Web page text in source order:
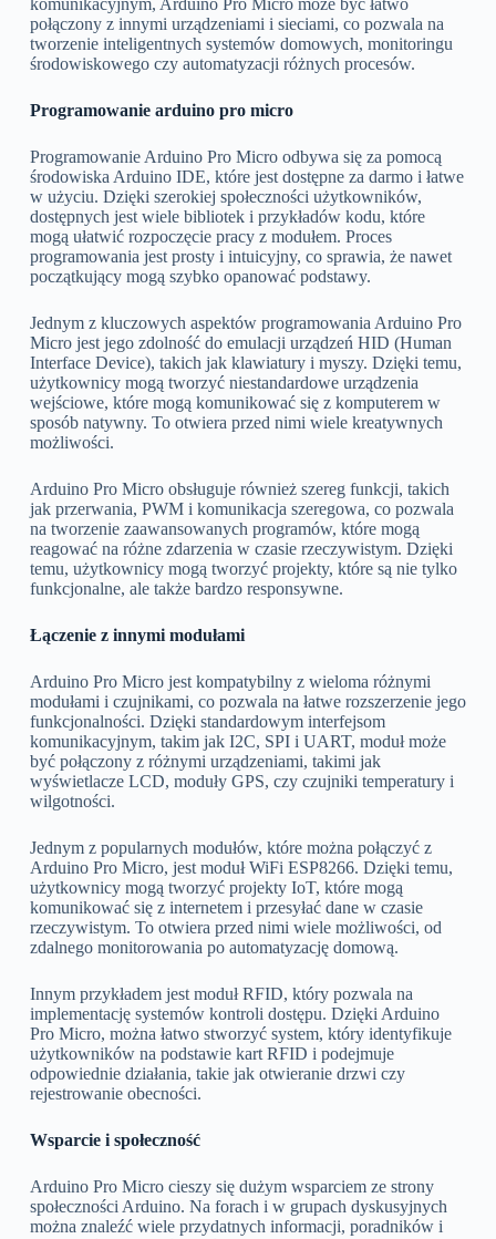
połączony z innymi urządzeniami i sieciami, co pozwala na
tworzenie inteligentnych systemów domowych, monitoringu
środowiskowego czy automatyzacji różnych procesów.
Programowanie arduino pro micro
Programowanie Arduino Pro Micro odbywa się za pomocą
środowiska Arduino IDE, które jest dostępne za darmo i łatwe
w użyciu. Dzięki szerokiej społeczności użytkowników,
dostępnych jest wiele bibliotek i przykładów kodu, które
mogą ułatwić rozpoczęcie pracy z modułem. Proces
programowania jest prosty i intuicyjny, co sprawia, że nawet
początkujący mogą szybko opanować podstawy.
Jednym z kluczowych aspektów programowania Arduino Pro
Micro jest jego zdolność do emulacji urządzeń HID (Human
Interface Device), takich jak klawiatury i myszy. Dzięki temu,
użytkownicy mogą tworzyć niestandardowe urządzenia
wejściowe, które mogą komunikować się z komputerem w
sposób natywny. To otwiera przed nimi wiele kreatywnych
możliwości.
Arduino Pro Micro obsługuje również szereg funkcji, takich
jak przerwania, PWM i komunikacja szeregowa, co pozwala
na tworzenie zaawansowanych programów, które mogą
reagować na różne zdarzenia w czasie rzeczywistym. Dzięki
temu, użytkownicy mogą tworzyć projekty, które są nie tylko
funkcjonalne, ale także bardzo responsywne.
Łączenie z innymi modułami
Arduino Pro Micro jest kompatybilny z wieloma różnymi
modułami i czujnikami, co pozwala na łatwe rozszerzenie jego
funkcjonalności. Dzięki standardowym interfejsom
komunikacyjnym, takim jak I2C, SPI i UART, moduł może
być połączony z różnymi urządzeniami, takimi jak
wyświetlacze LCD, moduły GPS, czy czujniki temperatury i
wilgotności.
Jednym z popularnych modułów, które można połączyć z
Arduino Pro Micro, jest moduł WiFi ESP8266. Dzięki temu,
użytkownicy mogą tworzyć projekty IoT, które mogą
komunikować się z internetem i przesyłać dane w czasie
rzeczywistym. To otwiera przed nimi wiele możliwości, od
zdalnego monitorowania po automatyzację domową.
Innym przykładem jest moduł RFID, który pozwala na
implementację systemów kontroli dostępu. Dzięki Arduino
Pro Micro, można łatwo stworzyć system, który identyfikuje
użytkowników na podstawie kart RFID i podejmuje
odpowiednie działania, takie jak otwieranie drzwi czy
rejestrowanie obecności.
Wsparcie i społeczność
Arduino Pro Micro cieszy się dużym wsparciem ze strony
społeczności Arduino. Na forach i w grupach dyskusyjnych
można znaleźć wiele przydatnych informacji, poradników i